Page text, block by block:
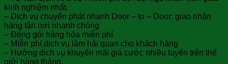
kinh nghiệm nhất.
– Dịch vụ chuyển phát nhanh Door – to – Door: giao nhận
hàng tận nơi nhanh chóng
– Đóng gói hàng hóa miễn phí
– MIễn phí dịch vụ làm hải quan cho khách hàng
– Hưởng dịch vụ khuyến mãi giá cước nhiều tuyến trên thế
giới hàng tháng.